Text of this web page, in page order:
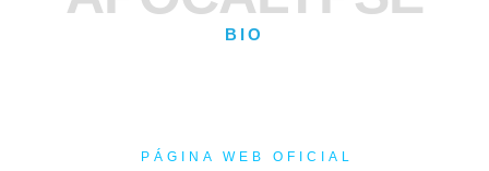
BIO
PÁGINA WEB OFICIAL